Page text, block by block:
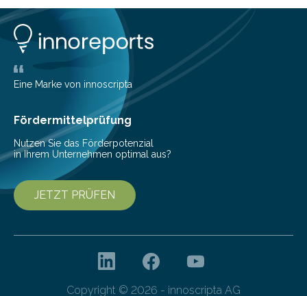
Lösungen interessieren. 1. Multibanking-Tools: Alle
Konten auf einen Blick Viele Banken bieten bereits in
ihrem Online-Banking eine Multibanking-Funktion an,
mit der sich Konten bei anderen Banken…
Eine Marke von innoscripta
Fördermittelprüfung
Nutzen Sie das Förderpotenzial
in Ihrem Unternehmen optimal aus?
JETZT PRÜFEN
Copyright © 2026 - innoscripta AG